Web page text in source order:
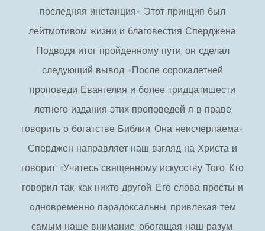
последняя инстанция». Этот принцип был
лейтмотивом жизни и благовестия Сперджена.
Подводя итог пройденному пути, он сделал
следующий вывод: «После сорокалетней
проповеди Евангелия и более тридцатишести
летнего издания этих проповедей я в праве
говорить о богатстве Библии. Она неисчерпаема».
Сперджен направляет наш взгляд на Христа и
говорит: «Учи­тесь священному искусству Того, Кто
говорил так, как ник­то другой. Его слова просты и
одновременно парадоксальны, привлекая тем
самым наше внимание, обогащая наш разум.